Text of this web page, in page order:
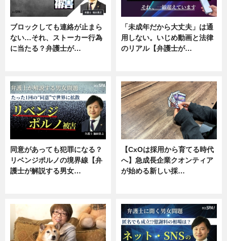
ブロックしても連絡が止まら
ない…それ、ストーカー行為
に当たる？弁護士が…
「未成年だから大丈夫」は通
用しない。いじめ動画と法律
のリアル【弁護士が…
同意があっても犯罪になる？
リベンジポルノの境界線【弁
護士が解説する男女…
【CxOは採用から育てる時代
へ】急成長企業クオンティア
が始める新しい採…